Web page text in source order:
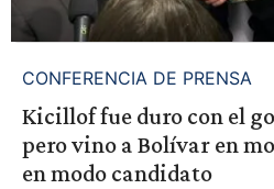
CONFERENCIA DE PRENSA
Kicillof fue duro con el
pero vino a Bolívar en
en modo candidato